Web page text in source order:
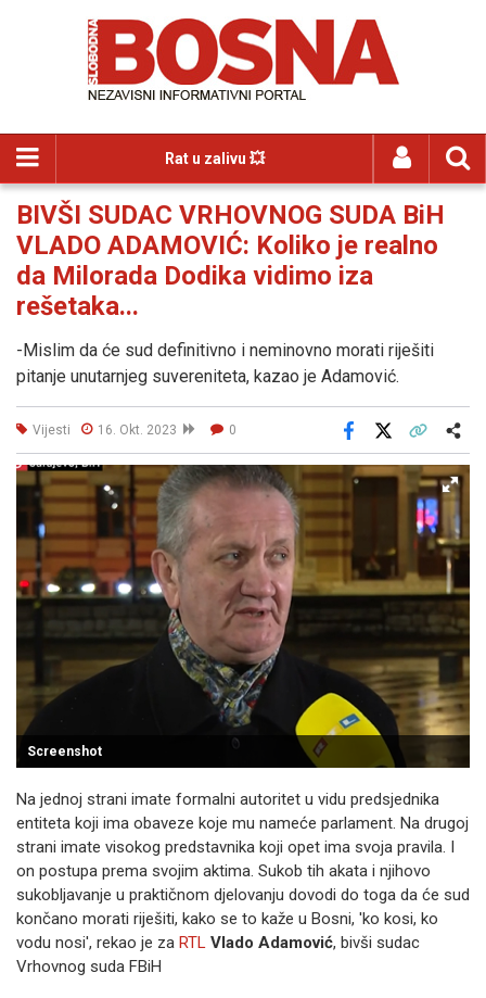
Rat u zalivu 💥
BIVŠI SUDAC VRHOVNOG SUDA BiH
VLADO ADAMOVIĆ: Koliko je realno
da Milorada Dodika vidimo iza
rešetaka...
-Mislim da će sud definitivno i neminovno morati riješiti
pitanje unutarnjeg suvereniteta, kazao je Adamović.
Vijesti 16. Okt. 2023 0
Facebook
Screenshot
Na jednoj strani imate formalni autoritet u vidu predsjednika
entiteta koji ima obaveze koje mu nameće parlament. Na drugoj
strani imate visokog predstavnika koji opet ima svoja pravila. I
on postupa prema svojim aktima. Sukob tih akata i njihovo
sukobljavanje u praktičnom djelovanju dovodi do toga da će sud
končano morati riješiti, kako se to kaže u Bosni, 'ko kosi, ko
vodu nosi', rekao je za RTL Vlado Adamović, bivši sudac
Vrhovnog suda FBiH